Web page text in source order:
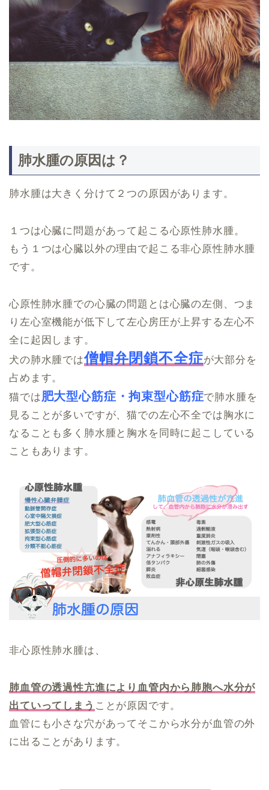
肺水腫の原因は？
肺水腫は大きく分けて２つの原因があります。
１つは心臓に問題があって起こる心原性肺水腫。
もう１つは心臓以外の理由で起こる非心原性肺水腫
です。
心原性肺水腫での心臓の問題とは心臓の左側、つま
り左心室機能が低下して左心房圧が上昇する左心不
全に起因します。
犬の肺水腫では僧帽弁閉鎖不全症が大部分を
占めます。
猫では 肥大型心筋症・拘束型心筋症で肺水腫を
見ることが多いですが、猫での左心不全では胸水に
なることも多く肺水腫と胸水を同時に起こしている
こともあります。
非心原性肺水腫は、
肺血管の透過性亢進により血管内から肺胞へ水分が
出ていってしまう ことが原因です。
血管にも小さな穴があってそこから水分が血管の外
に出ることがあります。